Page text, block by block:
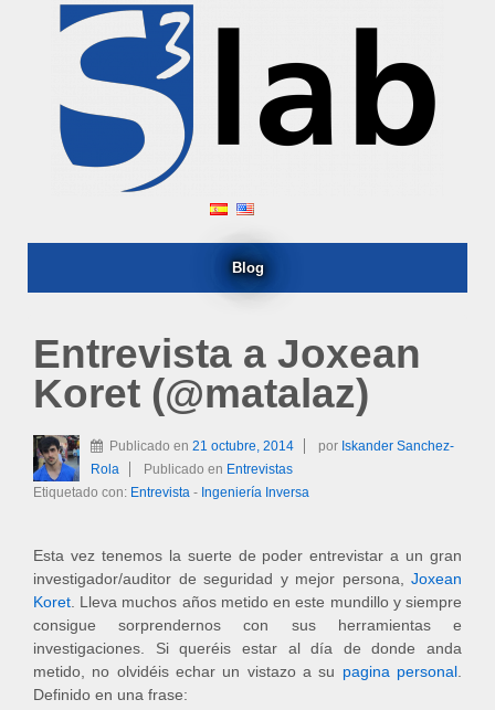
Blog
Entrevista a Joxean
Koret (@matalaz)
Publicado en 21 octubre, 2014 por Iskander Sanchez-
Rola
Publicado en Entrevistas
Etiquetado con: Entrevista - Ingeniería Inversa
Esta vez tenemos la suerte de poder entrevistar a un gran
investigador/auditor de seguridad y mejor persona, Joxean
Koret . Lleva muchos años metido en este mundillo y siempre
consigue sorprendernos con sus herramientas e
investigaciones. Si queréis estar al día de donde anda
metido, no olvidéis echar un vistazo a su pagina personal
Definido en una frase: